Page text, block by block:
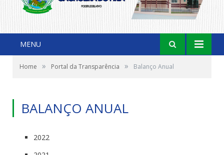
MENU
Home » Portal da Transparência » Balanço Anual
BALANÇO ANUAL
2022